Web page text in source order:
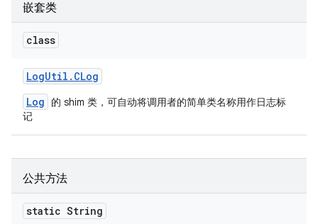
嵌套类
class
LogUtil . CLog
Log
的 shim 类，可自动将调用者的简单类名称用作日志标
记
公共方法
static String